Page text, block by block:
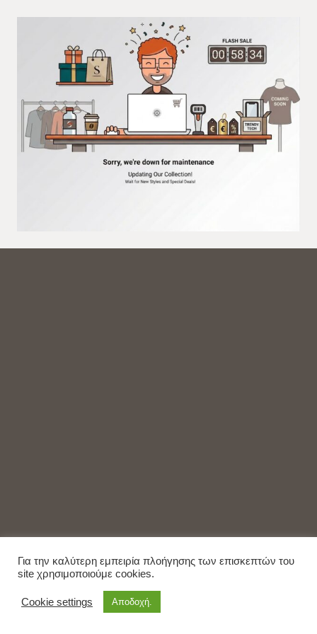
Για την καλύτερη εμπειρία πλοήγησης των επισκεπτών του
site χρησιμοποιούμε cookies.
Cookie settings Αποδοχή.